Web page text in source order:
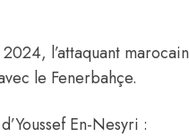
l’attaquant marocain
le Fenerbahçe.
En-Nesyri :